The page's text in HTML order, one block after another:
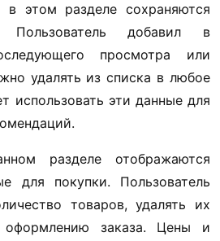
этом разделе сохраняются
Пользователь добавил в
просмотра или
удалять из списка в любое
использовать эти данные для
разделе отображаются
для покупки. Пользователь
товаров, удалять их
заказа. Цены и